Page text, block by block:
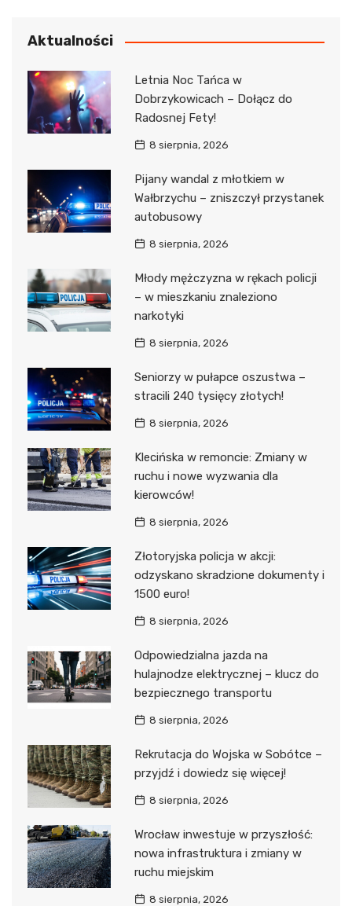
Aktualności
Letnia Noc Tańca w
Dobrzykowicach – Dołącz do
Radosnej Fety!
8 sierpnia, 2026
Pijany wandal z młotkiem w
Wałbrzychu – zniszczył przystanek
autobusowy
8 sierpnia, 2026
Młody mężczyzna w rękach policji
– w mieszkaniu znaleziono
narkotyki
8 sierpnia, 2026
Seniorzy w pułapce oszustwa –
stracili 240 tysięcy złotych!
8 sierpnia, 2026
Klecińska w remoncie: Zmiany w
ruchu i nowe wyzwania dla
kierowców!
8 sierpnia, 2026
Złotoryjska policja w akcji:
odzyskano skradzione dokumenty i
1500 euro!
8 sierpnia, 2026
Odpowiedzialna jazda na
hulajnodze elektrycznej – klucz do
bezpiecznego transportu
8 sierpnia, 2026
Rekrutacja do Wojska w Sobótce –
przyjdź i dowiedz się więcej!
8 sierpnia, 2026
Wrocław inwestuje w przyszłość:
nowa infrastruktura i zmiany w
ruchu miejskim
8 sierpnia, 2026